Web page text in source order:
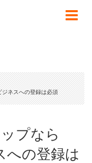
ジネスへの登録は必須
プなら
への登録は